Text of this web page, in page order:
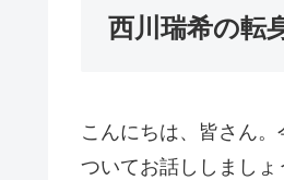
西川瑞希の転
こんにちは、皆さん
ついてお話ししまし